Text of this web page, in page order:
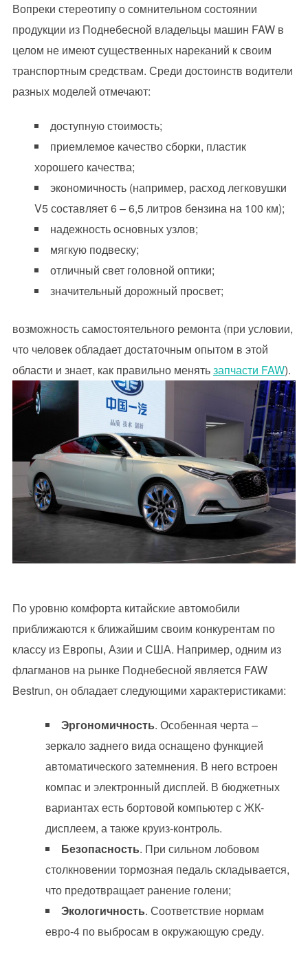
Вопреки стереотипу о сомнительном состоянии
продукции из Поднебесной владельцы машин FAW в
целом не имеют существенных нареканий к своим
транспортным средствам. Среди достоинств водители
разных моделей отмечают:
доступную стоимость;
приемлемое качество сборки, пластик
хорошего качества;
экономичность (например, расход легковушки
V5 составляет 6 – 6,5 литров бензина на 100 км);
надежность основных узлов;
мягкую подвеску;
отличный свет головной оптики;
значительный дорожный просвет;
возможность самостоятельного ремонта (при условии,
что человек обладает достаточным опытом в этой
области и знает, как правильно менятьзапчасти FAW).
По уровню комфорта китайские автомобили
приближаются к ближайшим своим конкурентам по
классу из Европы, Азии и США. Например, одним из
флагманов на рынке Поднебесной является FAW
Bestrun, он обладает следующими характеристиками:
Эргономичность. Особенная черта –
зеркало заднего вида оснащено функцией
автоматического затемнения. В него встроен
компас и электронный дисплей. В бюджетных
вариантах есть бортовой компьютер с ЖК-
дисплеем, а также круиз-контроль.
Безопасность. При сильном лобовом
столкновении тормозная педаль складывается,
что предотвращает ранение голени;
Экологичность. Соответствие нормам
евро-4 по выбросам в окружающую среду.